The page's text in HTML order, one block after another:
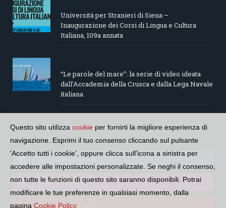
Università per Stranieri di Siena –
Inaugurazione dei Corsi di Lingua e Cultura
Italiana, 109a annata
“Le parole del mare”: la serie di video ideata
dall’Accademia della Crusca e dalla Lega Navale
italiana
SEGUI LA COMUNITÀ SUI SOCIAL
Seguici su Facebook
Seguici su Instagram
Seguici su YouTube
Questo sito utilizza cookie per fornirti la migliore esperienza di
navigazione. Esprimi il tuo consenso cliccando sul pulsante
'Accetto tutti i cookie', oppure clicca sull'icona a sinistra per
accedere alle impostazioni personalizzate. Se neghi il consenso,
non tutte le funzioni di questo sito saranno disponibili. Potrai
modificare le tue preferenze in qualsiasi momento, dalla
pagina Cookie Policy